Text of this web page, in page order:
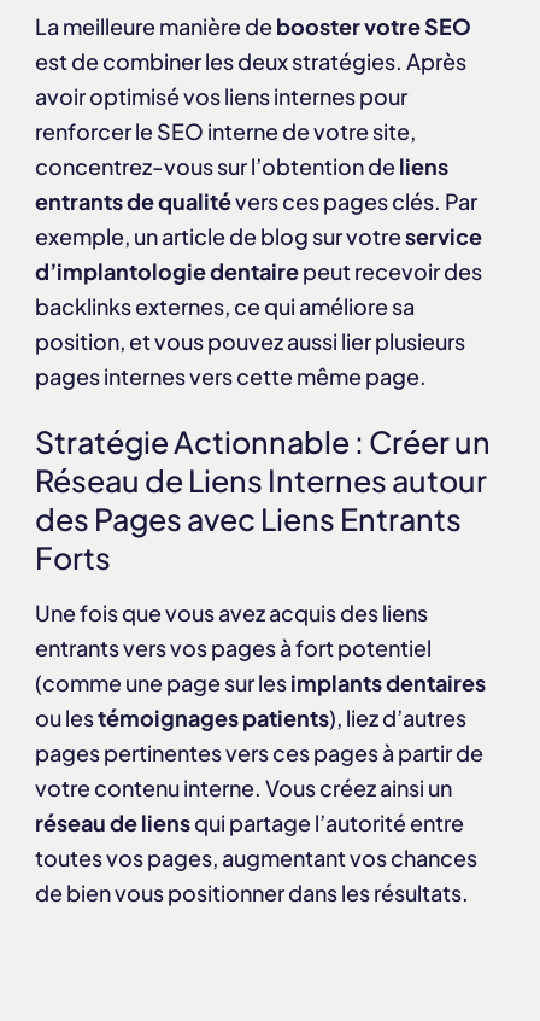
La meilleure manière debooster votre SEO
est de combiner les deux stratégies. Après
avoir optimisé vos liens internes pour
renforcer le SEO interne de votre site,
concentrez-vous sur l’obtention deliens
entrants de qualitévers ces pages clés. Par
exemple, un article de blog sur votreservice
d’implantologie dentairepeut recevoir des
backlinks externes, ce qui améliore sa
position, et vous pouvez aussi lier plusieurs
pages internes vers cette même page.
Stratégie Actionnable : Créer un
Réseau de Liens Internes autour
des Pages avec Liens Entrants
Forts
Une fois que vous avez acquis des liens
entrants vers vos pages à fort potentiel
(comme une page sur lesimplants dentaires
ou lestémoignages patients), liez d’autres
pages pertinentes vers ces pages à partir de
votre contenu interne. Vous créez ainsi un
réseau de liensqui partage l’autorité entre
toutes vos pages, augmentant vos chances
de bien vous positionner dans les résultats.